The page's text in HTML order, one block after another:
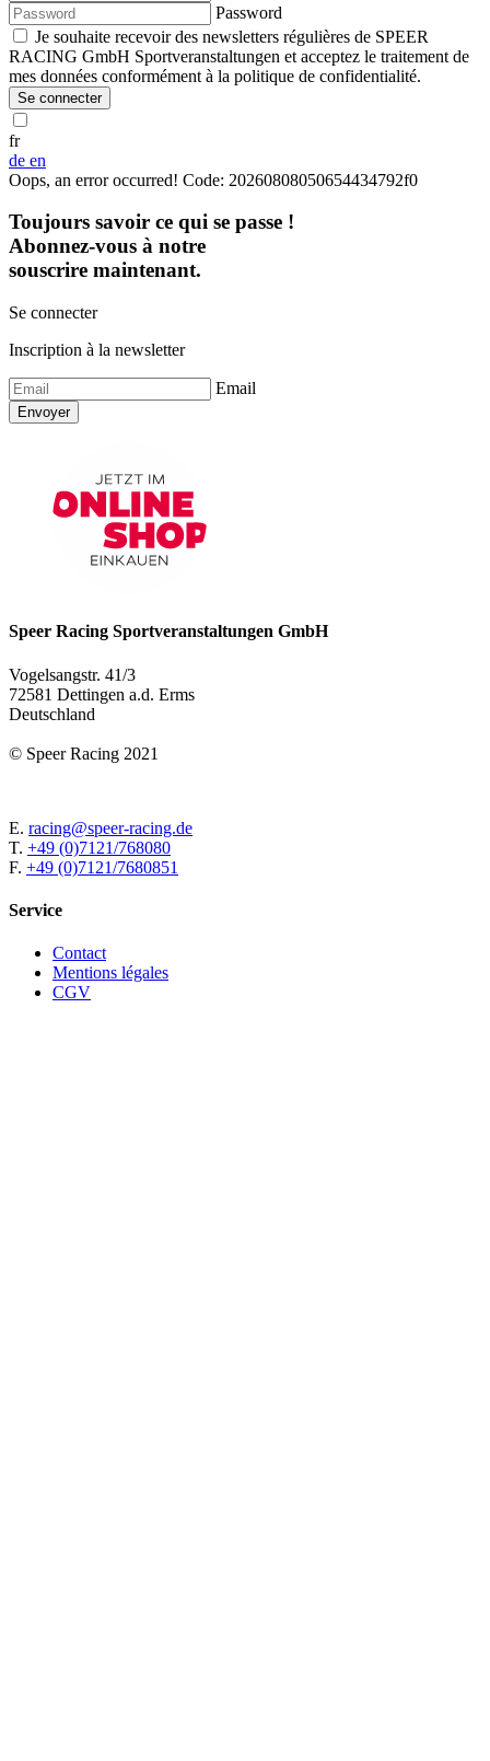
Password
Je souhaite recevoir des newsletters régulières de SPEER
RACING GmbH Sportveranstaltungen et acceptez le traitement de
mes données conformément à la politique de confidentialité.
Se connecter
fr
de en
Oops, an error occurred! Code: 20260808050654434792f0
Toujours savoir ce qui se passe !
Abonnez-vous à notre
souscrire maintenant.
Se connecter
Inscription à la newsletter
Email
Envoyer
Speer Racing Sportveranstaltungen GmbH
Vogelsangstr. 41/3
72581 Dettingen a.d. Erms
Deutschland
© Speer Racing 2021
E. racing@speer-racing.de
T. +49 (0)7121/768080
F. +49 (0)7121/7680851
Service
Contact
Mentions légales
CGV